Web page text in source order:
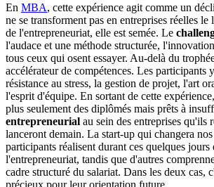
En MBA, cette expérience agit comme un
ne se transforment pas en entreprises réelles
de l'entrepreneuriat, elle est semée. Le
l'audace et une méthode structurée,
tous ceux qui osent essayer. Au-delà du
accélérateur de compétences. Les participants
résistance au stress, la gestion de projet, l'art
l'esprit d'équipe. En sortant de cette
plus seulement des diplômés mais prêts à
entrepreneurial au sein des entreprises qu'ils
lanceront demain. La start-up qui changera nos
participants réalisent durant ces quelques
l'entrepreneuriat, tandis que d'autres
cadre structuré du salariat. Dans les deux cas,
précieux pour leur orientation future.